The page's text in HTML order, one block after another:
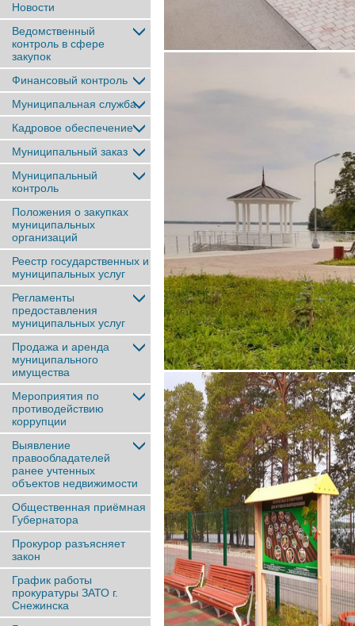
Новости
Ведомственный
контроль в сфере
закупок
Финансовый контроль
Муниципальная служба
Кадровое обеспечение
Муниципальный заказ
Муниципальный
контроль
Положения о закупках
муниципальных
организаций
Реестр государственных и
муниципальных услуг
Регламенты
предоставления
муниципальных услуг
Продажа и аренда
муниципального
имущества
Мероприятия по
противодействию
коррупции
Выявление
правообладателей
ранее учтенныx
объектов недвижимости
Общественная приёмная
Губернатора
Прокурор разъясняет
закон
График работы
прокуратуры ЗАТО г.
Снежинска